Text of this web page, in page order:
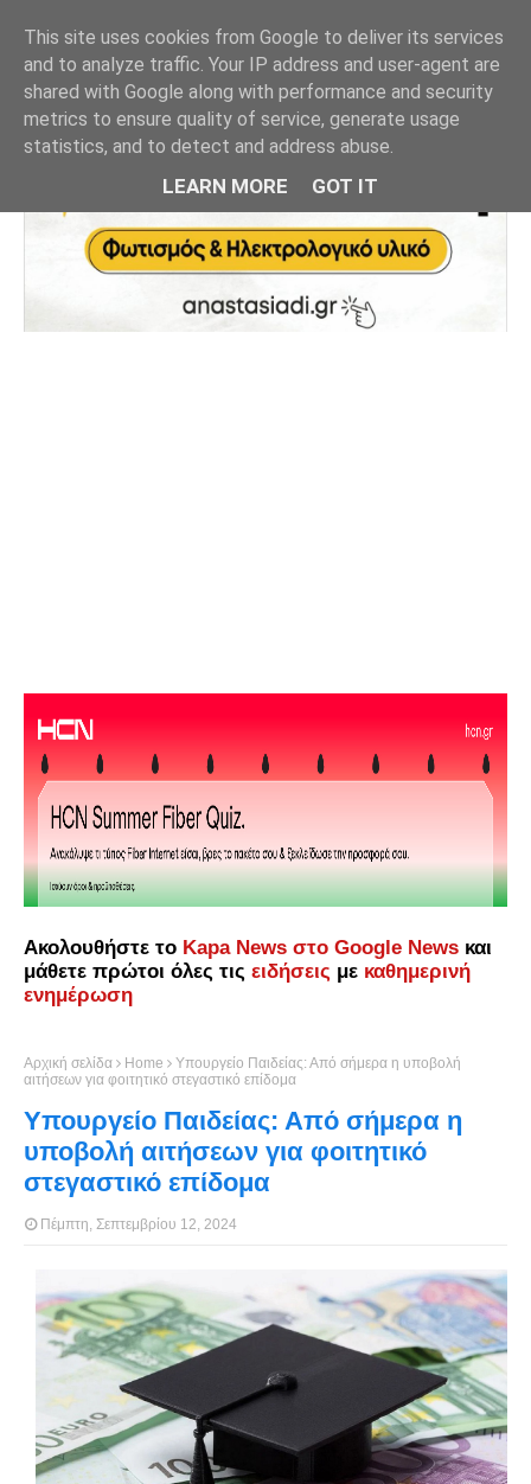
Ακολουθήστε το Kapa News στο Google News και
μάθετε πρώτοι όλες τις ειδήσεις με καθημερινή
ενημέρωση
Αρχική σελίδα Home
Υπουργείο Παιδείας: Από σήμερα η υποβολή
αιτήσεων για φοιτητικό στεγαστικό επίδομα
Υπουργείο Παιδείας: Από σήμερα η
υποβολή αιτήσεων για φοιτητικό
στεγαστικό επίδομα
Πέμπτη, Σεπτεμβρίου 12, 2024
This site uses cookies from Google to deliver its services
and to analyze traffic. Your IP address and user-agent are
shared with Google along with performance and security
metrics to ensure quality of service, generate usage
statistics, and to detect and address abuse.
LEARN MORE GOT IT